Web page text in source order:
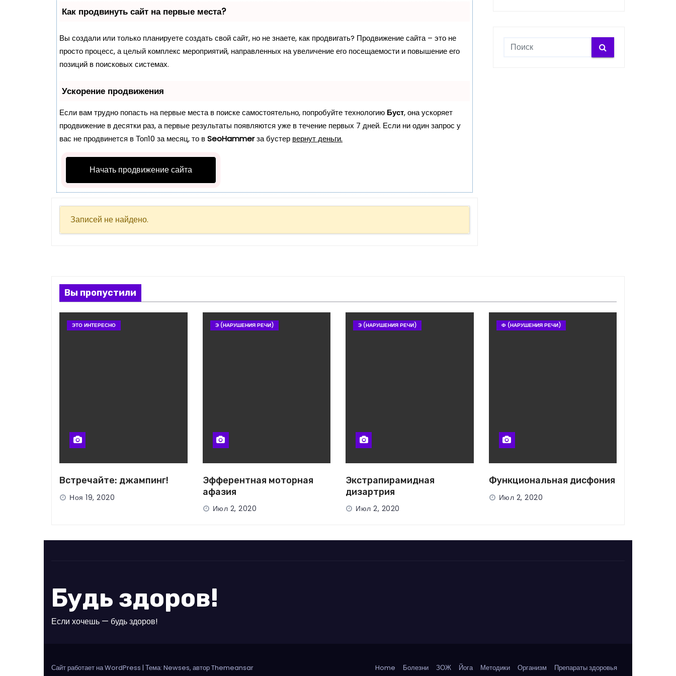
Как продвинуть сайт на первые места?
Вы создали или только планируете создать свой сайт, но не знаете, как продвигать? Продвижение сайта – это не
просто процесс, а целый комплекс мероприятий, направленных на увеличение его посещаемости и повышение его
позиций в поисковых системах.
Ускорение продвижения
Если вам трудно попасть на первые места в поиске самостоятельно, попробуйте технологию Буст, она ускоряет
продвижение в десятки раз, а первые результаты появляются уже в течение первых 7 дней. Если ни один запрос у
вас не продвинется в Топ10 за месяц, то вSeoHammerза бустер вернут деньги.
Начать продвижение сайта
Записей не найдено.
Вы пропустили
ЭТО ИНТЕРЕСНО
Встречайте: джампинг!
Ноя 19, 2020
Э (НАРУШЕНИЯ РЕЧИ)
Эфферентная моторная
афазия
Июл 2, 2020
Э (НАРУШЕНИЯ РЕЧИ)
Экстрапирамидная
дизартрия
Июл 2, 2020
Ф (НАРУШЕНИЯ РЕЧИ)
Функциональная дисфония
Июл 2, 2020
Будь здоров!
Если хочешь — будь здоров!
Сайт работает на WordPress | Тема: Newses, автор Themeansar Home Болезни ЗОЖ Йога Методики Организм Препараты здоровья